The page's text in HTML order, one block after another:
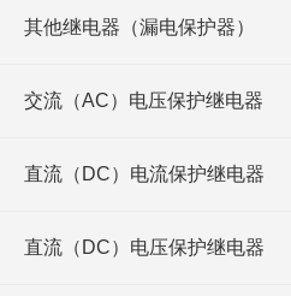
其他继电器（漏电保护器）
交流（AC）电压保护继电器
直流（DC）电流保护继电器
直流（DC）电压保护继电器